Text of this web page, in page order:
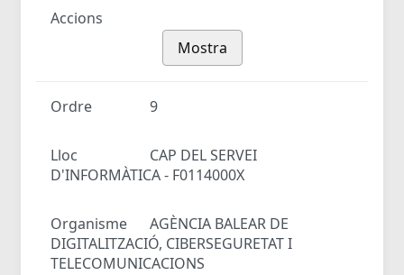
Accions
Mostra
Ordre 9
Lloc
CAP DEL SERVEI
D'INFORMÀTICA - F0114000X
Organisme
AGÈNCIA BALEAR DE
DIGITALITZACIÓ, CIBERSEGURETAT I
TELECOMUNICACIONS